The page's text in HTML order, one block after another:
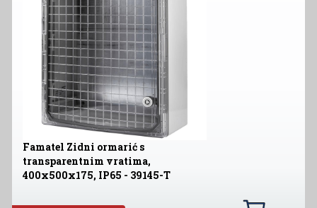
Famatel Zidni ormarić s
transparentnim vratima,
400x500x175, IP65 - 39145-T